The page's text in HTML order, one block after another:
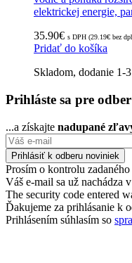
elektrickej energie,
35.90€ s DPH (29.19€ bez
Pridať do košíka
Skladom, dodanie 1-
Prihláste sa pre
...a získajte nadupané
Prosím o kontrolu
Váš e-mail sa už nachádza
The security code entered
Ďakujeme za prihlásanie k
Prihlásením súhlasím so